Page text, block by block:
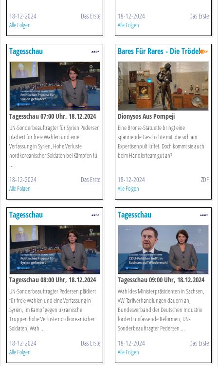
18-12-2024 Das Erste
Alle Folgen
18-12-2024 Das Erste
Alle Folgen
Tagesschau
Tagesschau 07:00 Uhr, 18.12.2024
UN-Sonderbeauftragter für Syrien Pedersen
plädiert für freie Wahlen und eine
Verfassung in Syrien, Hohe Verluste
nordkoreanischer Soldaten bei Kämpfen fü
...
18-12-2024 Das Erste
Alle Folgen
Bares Für Rares - Die Trödel-
show Mit Horst Lichter
Dionysos Aus Pompeji
Eine Bronze-Statuette bringt eine
spannende Geschichte mit, die sich am
Expertisenpult lüftet. Doch kommt sie auch
beim Händlerteam gut an?
18-12-2024 ZDF
Alle Folgen
Tagesschau
Tagesschau 08:00 Uhr, 18.12.2024
UN-Sonderbeauftragter Pedersen plädiert
für freie Wahlen und eine Verfassung in
Syrien, Im Kampf gegen ukrainische
Truppen hohe Verluste nordkoreanischer
Soldaten, Wah ...
18-12-2024 Das Erste
Alle Folgen
Tagesschau
Tagesschau 09:00 Uhr, 18.12.2024
Wahl des Ministerpräsidenten in Sachsen,
VW-Tarifverhandlungen dauern an,
Bundesverband der Deutschen Industrie
fordert umfassende Reformen, UN-
Sonderbeauftragter Pedersen ...
18-12-2024 Das Erste
Alle Folgen